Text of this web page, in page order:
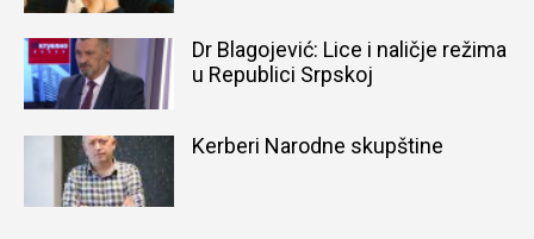
Dr Blagojević: Lice i naličje režima
u Republici Srpskoj
Kerberi Narodne skupštine